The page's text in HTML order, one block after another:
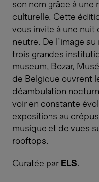
son nom grâce à une
culturelle. Cette
vous invite à une nuit
neutre. De l’image au
trois grandes
museum, Bozar,
de Belgique ouvrent
déambulation
voir en constante
expositions au
musique et de vues
rooftops.
Curatée par ELS.